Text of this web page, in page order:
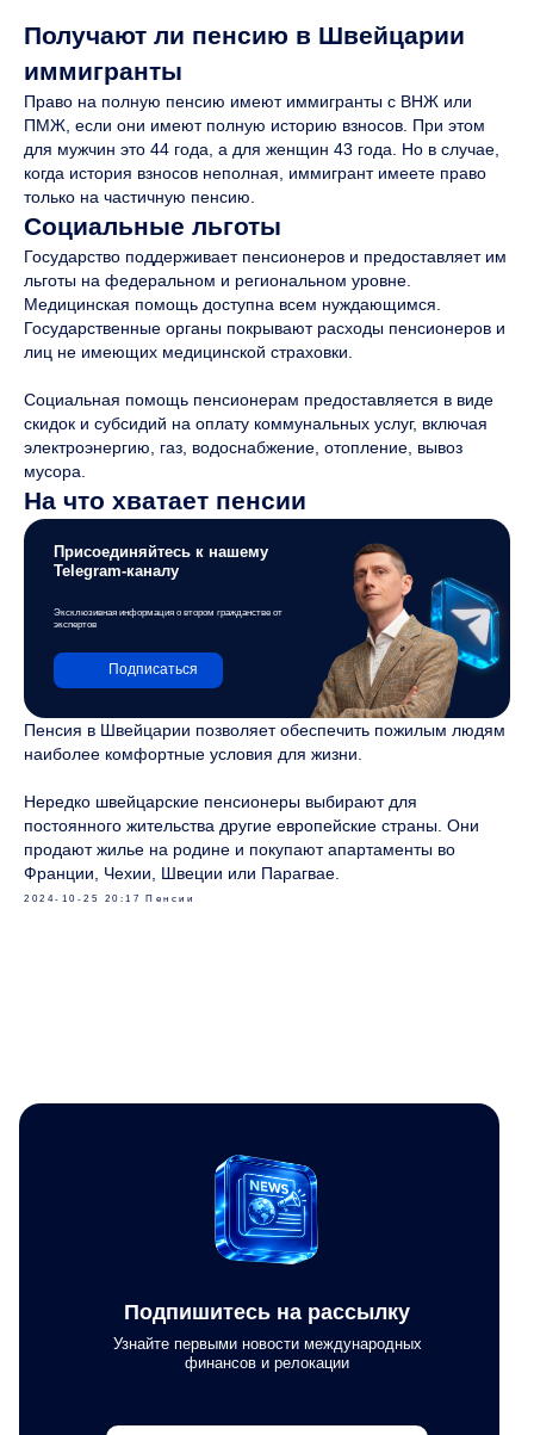
Получают ли пенсию в Швейцарии
иммигранты
Право на полную пенсию имеют иммигранты с ВНЖ или
ПМЖ, если они имеют полную историю взносов. При этом
для мужчин это 44 года, а для женщин 43 года. Но в случае,
когда история взносов неполная, иммигрант имеете право
только на частичную пенсию.
Социальные льготы
Государство поддерживает пенсионеров и предоставляет им
льготы на федеральном и региональном уровне.
Медицинская помощь доступна всем нуждающимся.
Государственные органы покрывают расходы пенсионеров и
лиц не имеющих медицинской страховки.
Социальная помощь пенсионерам предоставляется в виде
скидок и субсидий на оплату коммунальных услуг, включая
электроэнергию, газ, водоснабжение, отопление, вывоз
мусора.
На что хватает пенсии
Присоединяйтесь к нашему
Telegram-каналу
Эксклюзивная информация о втором гражданстве от
экспертов
Подписаться
Пенсия в Швейцарии позволяет обеспечить пожилым людям
наиболее комфортные условия для жизни.
Нередко швейцарские пенсионеры выбирают для
постоянного жительства другие европейские страны. Они
продают жилье на родине и покупают апартаменты во
Франции, Чехии, Швеции или Парагвае.
2024-10-25 20:17 Пенсии
Подпишитесь на рассылку
Узнайте первыми новости международных
финансов и релокации